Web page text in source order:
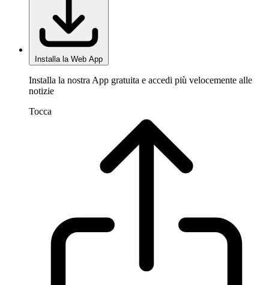
Installa la Web App
Installa la nostra App gratuita e accedi più velocemente alle
notizie
Tocca